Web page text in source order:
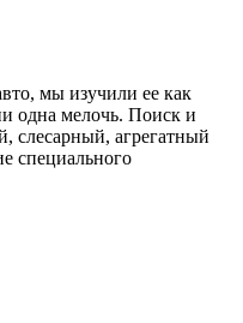
мы изучили ее как
одна мелочь. Поиск и
слесарный, агрегатный
специального